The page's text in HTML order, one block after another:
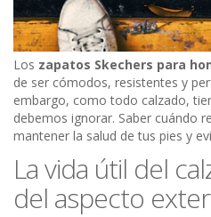
Los zapatos Skechers para
de ser cómodos, resistentes y
embargo, como todo calzado,
debemos ignorar. Saber cuándo
mantener la salud de tus pies y
La vida útil del
del aspecto